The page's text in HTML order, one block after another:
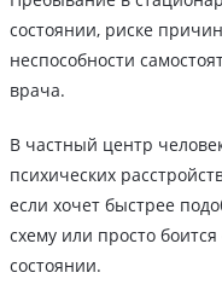
состоянии, риске
неспособности
врача.
В частный центр
психических
если хочет быстрее
схему или просто
состоянии.